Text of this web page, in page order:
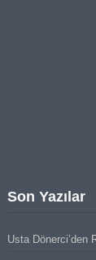
Son Yazılar
Usta Dönerci’den